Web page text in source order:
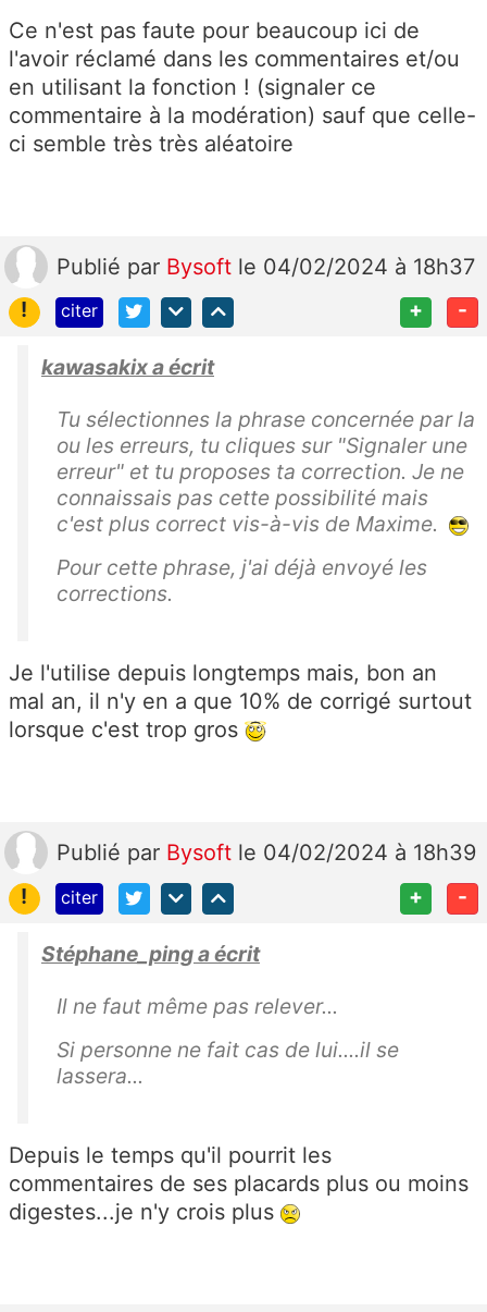
Ce n'est pas faute pour beaucoup ici de
l'avoir réclamé dans les commentaires et/ou
en utilisant la fonction ! (signaler ce
commentaire à la modération) sauf que celle-
ci semble très très aléatoire
Publié par Bysoft le 04/02/2024 à 18h37
!
citer + -
kawasakix a écrit
Tu sélectionnes la phrase concernée par la
ou les erreurs, tu cliques sur "Signaler une
erreur" et tu proposes ta correction. Je ne
connaissais pas cette possibilité mais
c'est plus correct vis-à-vis de Maxime.
Pour cette phrase, j'ai déjà envoyé les
corrections.
Je l'utilise depuis longtemps mais, bon an
mal an, il n'y en a que 10% de corrigé surtout
lorsque c'est trop gros
Publié par Bysoft le 04/02/2024 à 18h39
!
citer + -
Stéphane_ping a écrit
Il ne faut même pas relever...
Si personne ne fait cas de lui....il se
lassera...
Depuis le temps qu'il pourrit les
commentaires de ses placards plus ou moins
digestes...je n'y crois plus